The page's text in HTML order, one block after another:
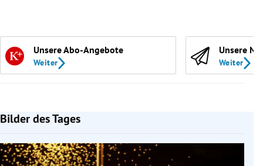
Unsere Abo-Angebote
Weiter
Unsere
Weiter
Bilder des Tages